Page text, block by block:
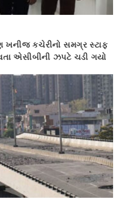
ખનીજ કચેરીનો સમગ્ર સ્ટાફ
એસીબીની ઝપટે ચડી ગયો